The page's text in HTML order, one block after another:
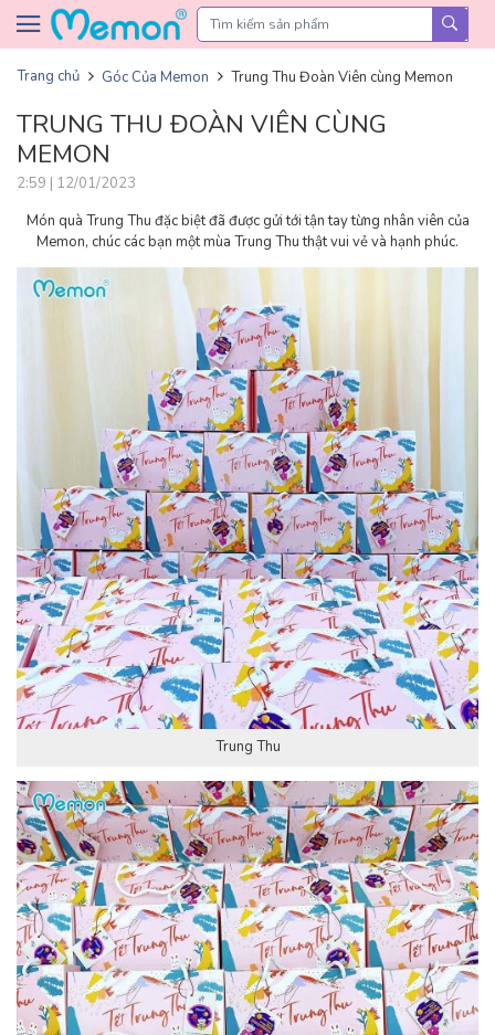
Skip to content
Trang chủ Góc Của Memon Trung Thu Đoàn Viên cùng Memon
TRUNG THU ĐOÀN VIÊN CÙNG
MEMON
2:59 | 12/01/2023
Món quà Trung Thu đặc biệt đã được gửi tới tận tay từng nhân viên của
Memon, chúc các bạn một mùa Trung Thu thật vui vẻ và hạnh phúc.
Trung Thu